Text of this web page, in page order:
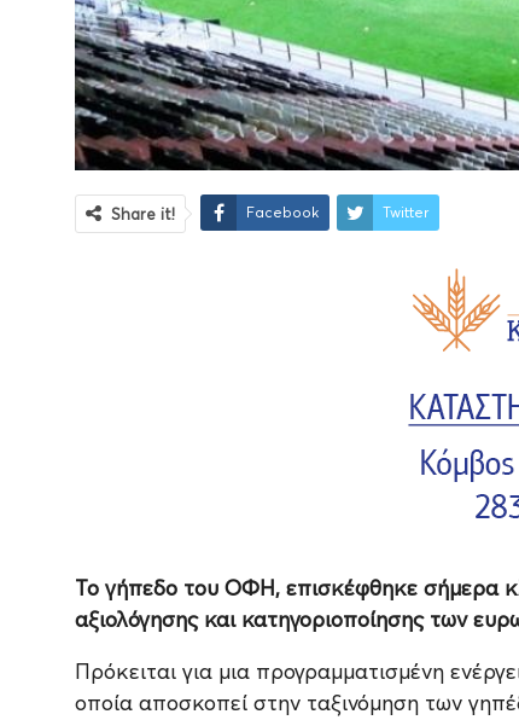
Share it! Facebook Twitter
Το γήπεδο του ΟΦΗ, επισκέφθηκε σήμερα
αξιολόγησης και κατηγοριοποίησης των
Πρόκειται για μια προγραμματισμένη
οποία αποσκοπεί στην ταξινόμηση των